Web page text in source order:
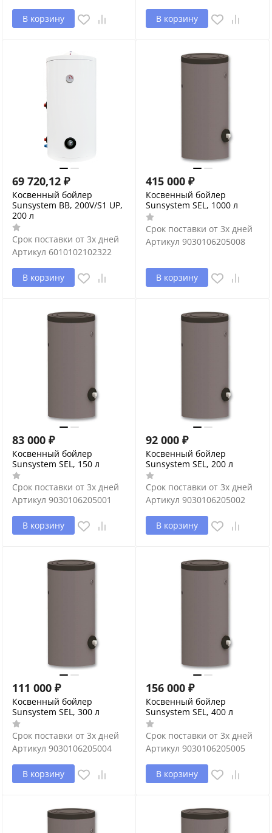
В корзину В корзину
69 720,12 ₽
Косвенный бойлер
Sunsystem BB, 200V/S1 UP,
200 л
Срок поставки от 3х дней
Артикул 6010102102322
В корзину
415 000 ₽
Косвенный бойлер
Sunsystem SEL, 1000 л
Срок поставки от 3х дней
Артикул 9030106205008
В корзину
83 000 ₽
Косвенный бойлер
Sunsystem SEL, 150 л
Срок поставки от 3х дней
Артикул 9030106205001
В корзину
92 000 ₽
Косвенный бойлер
Sunsystem SEL, 200 л
Срок поставки от 3х дней
Артикул 9030106205002
В корзину
111 000 ₽
Косвенный бойлер
Sunsystem SEL, 300 л
Срок поставки от 3х дней
Артикул 9030106205004
В корзину
156 000 ₽
Косвенный бойлер
Sunsystem SEL, 400 л
Срок поставки от 3х дней
Артикул 9030106205005
В корзину